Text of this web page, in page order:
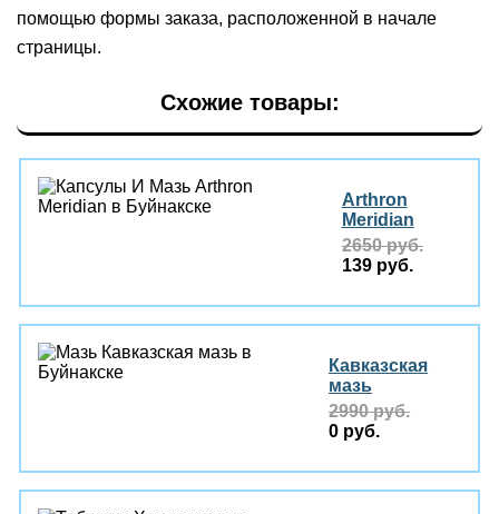
помощью формы заказа, расположенной в начале
страницы.
Схожие товары:
Arthron
Meridian
2650 руб.
139 руб.
Кавказская
мазь
2990 руб.
0 руб.